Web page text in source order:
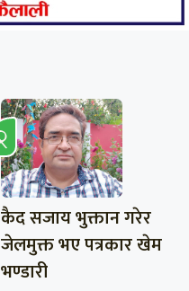
कैद सजाय भुक्तान गरेर
जेलमुक्त भए पत्रकार खेम
भण्डारी